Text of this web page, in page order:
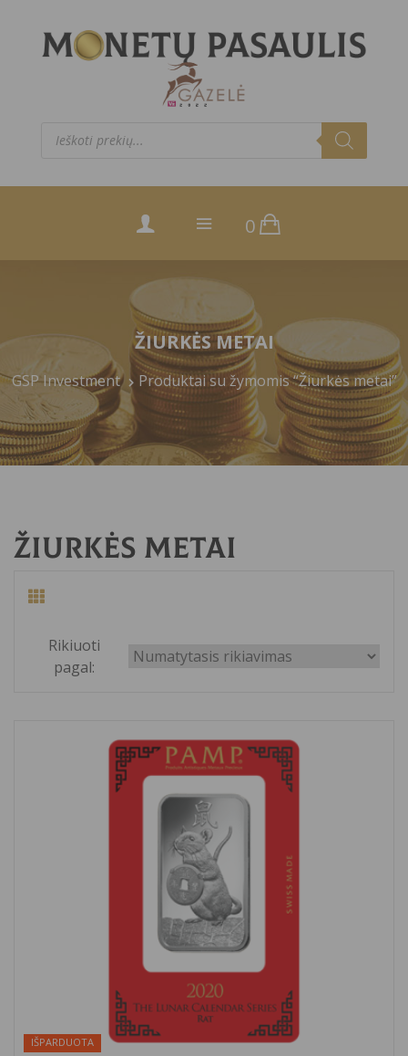
search
0
ŽIURKĖS METAI
GSP Investment Produktai su žymomis “Žiurkės metai”
Žiurkės metai
Rikiuoti
pagal:
IŠPARDUOTA